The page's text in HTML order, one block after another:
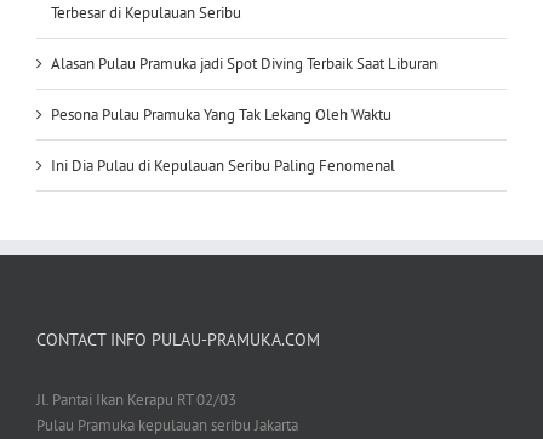
Terbesar di Kepulauan Seribu
Alasan Pulau Pramuka jadi Spot Diving Terbaik Saat Liburan
Pesona Pulau Pramuka Yang Tak Lekang Oleh Waktu
Ini Dia Pulau di Kepulauan Seribu Paling Fenomenal
CONTACT INFO PULAU-PRAMUKA.COM
Jl. Pantai Ikan Kerapu RT 02/03
Pulau Pramuka kepulauan seribu Jakarta